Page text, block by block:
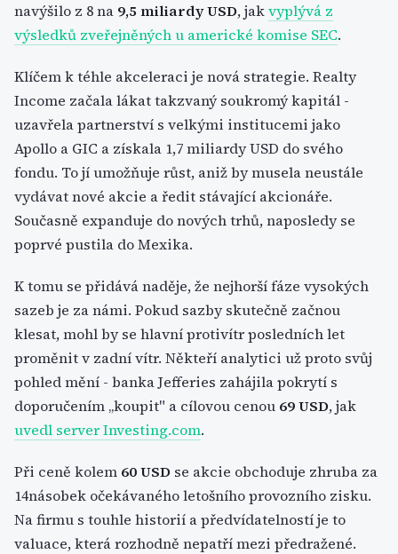
navýšilo z 8 na 9,5 miliardy USD, jakvyplývá z
výsledků zveřejněných u americké komise SEC.
Klíčem k téhle akceleraci je nová strategie. Realty
Income začala lákat takzvaný soukromý kapitál -
uzavřela partnerství s velkými institucemi jako
Apollo a GIC a získala 1,7 miliardy USD do svého
fondu. To jí umožňuje růst, aniž by musela neustále
vydávat nové akcie a ředit stávající akcionáře.
Současně expanduje do nových trhů, naposledy se
poprvé pustila do Mexika.
K tomu se přidává naděje, že nejhorší fáze vysokých
sazeb je za námi. Pokud sazby skutečně začnou
klesat, mohl by se hlavní protivítr posledních let
proměnit v zadní vítr. Někteří analytici už proto svůj
pohled mění - banka Jefferies zahájila pokrytí s
doporučením „koupit" a cílovou cenou 69 USD, jak
uvedl serverInvesting.com.
Při ceně kolem 60 USD se akcie obchoduje zhruba za
14násobek očekávaného letošního provozního zisku.
Na firmu s touhle historií a předvídatelností je to
valuace, která rozhodně nepatří mezi předražené.